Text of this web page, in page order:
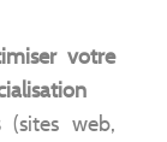
votre
(sites web,